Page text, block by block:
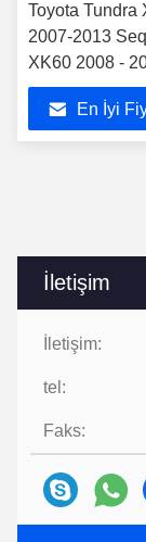
İletişim
İletişim:
tel:
Faks:
Toyota Tundra
2007-2013
XK60 2008 -
Mobil Tutucu
"EkranEn İyi